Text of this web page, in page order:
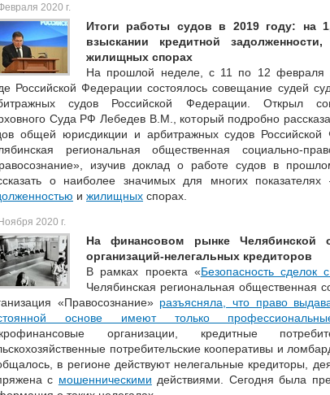
2020 г.
Итоги работы судов в 2019 году: на
взыскании кредитной
жилищных спорах
На прошлой неделе, с 11 по 12 февраля
Российской Федерации состоялось совещание судей
судов Российской Федерации. Открыл
Суда РФ Лебедев В.М., который подробно
общей юрисдикции и арбитражных судов Российской
региональная общественная социально-
изучив доклад о работе судов в
о наиболее значимых для многих
и жилищных спорах.
2020 г.
На финансовом рынке Челябинской
организаций-нелегальных кредиторов
В рамках проекта «Безопасность
Челябинская региональная общественная
«Правосознание» разъясняла, что право
основе имеют только
организации, кредитные
потребительские кооперативы и
в регионе действуют нелегальные кредиторы,
с мошенническими действиями. Сегодня была